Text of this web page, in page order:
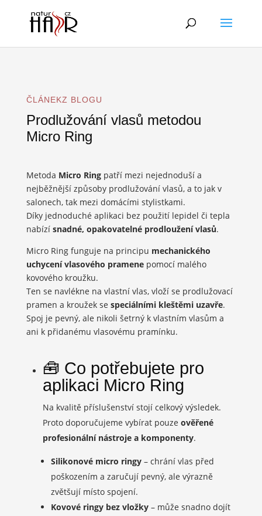
ČLÁNEKZ BLOGU
Prodlužování vlasů metodou
Micro Ring
Metoda Micro Ringpatří mezi nejednoduší a
nejběžnější způsoby prodlužování vlasů, a to jak v
salonech, tak mezi domácími stylistkami.
Díky jednoduché aplikaci bez použití lepidel či tepla
nabízí snadné, opakovatelné prodloužení vlasů.
Micro Ring funguje na principu mechanického
uchycení vlasového pramenepomocí malého
kovového kroužku.
Ten se navlékne na vlastní vlas, vloží se prodlužovací
pramen a kroužek se speciálními kleštěmi uzavře.
Spoj je pevný, ale nikoli šetrný k vlastním vlasům a
ani k přidanému vlasovému pramínku.
🧰 Co potřebujete pro
aplikaci Micro Ring
Na kvalitě příslušenství stojí celkový výsledek.
Proto doporučujeme vybírat pouze ověřené
profesionální nástroje a komponenty.
Silikonové micro ringy– chrání vlas před
poškozením a zaručují pevný, ale výrazně
zvětšují místo spojení.
Kovové ringy bez vložky– může snadno dojít